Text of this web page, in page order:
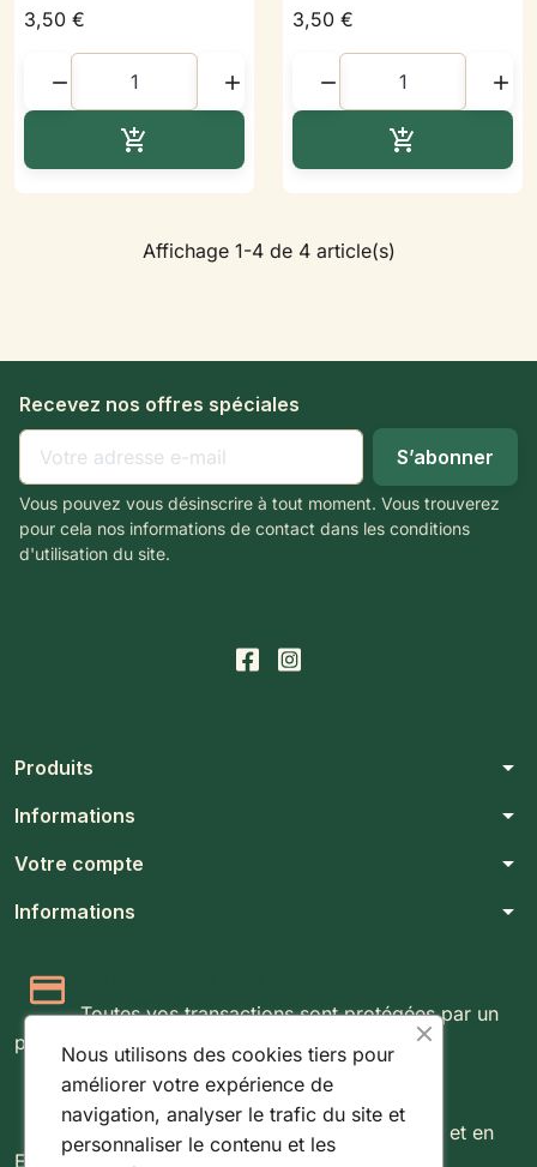
3,50 €
 

3,50 €
 

Affichage 1-4 de 4 article(s)
Recevez nos offres spéciales
Vous pouvez vous désinscrire à tout moment. Vous trouverez
pour cela nos informations de contact dans les conditions
d'utilisation du site.
Produits arrow_drop_down
Informations arrow_drop_down
Votre compte arrow_drop_down
Informations arrow_drop_down
Toutes vos transactions sont protégées par un
protocole SSL 256 bits.
Expédition rapide & suivie
Livraison rapide partout au Luxembourg et en
Europe.
Nous utilisons des cookies tiers pour
améliorer votre expérience de
navigation, analyser le trafic du site et
personnaliser le contenu et les